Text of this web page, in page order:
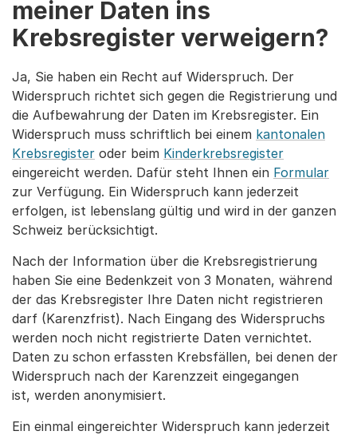
meiner Daten ins
Krebsregister verweigern?
Ja, Sie haben ein Recht auf Widerspruch. Der
Widerspruch richtet sich gegen die Registrierung und
die Aufbewahrung der Daten im Krebsregister. Ein
Widerspruch muss schriftlich bei einem kantonalen
Krebsregister oder beim Kinderkrebsregister
eingereicht werden. Dafür steht Ihnen ein Formular
zur Verfügung. Ein Widerspruch kann jederzeit
erfolgen, ist lebenslang gültig und wird in der ganzen
Schweiz berücksichtigt.
Nach der Information über die Krebsregistrierung
haben Sie eine Bedenkzeit von 3 Monaten, während
der das Krebsregister Ihre Daten nicht registrieren
darf (Karenzfrist). Nach Eingang des Widerspruchs
werden noch nicht registrierte Daten vernichtet.
Daten zu schon erfassten Krebsfällen, bei denen der
Widerspruch nach der Karenzzeit eingegangen
ist, werden anonymisiert.
Ein einmal eingereichter Widerspruch kann jederzeit